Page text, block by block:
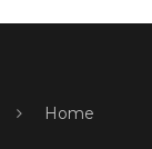
Home